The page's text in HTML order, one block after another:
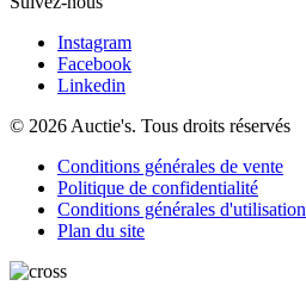
Instagram
Facebook
Linkedin
© 2026 Auctie's. Tous droits réservés
Conditions générales de vente
Politique de confidentialité
Conditions générales d'utilisation
Plan du site